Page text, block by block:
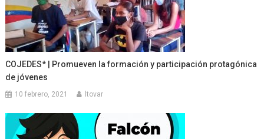
COJEDES* | Promueven la formación y participación protagónica
de jóvenes
10 febrero, 2021 ltovar